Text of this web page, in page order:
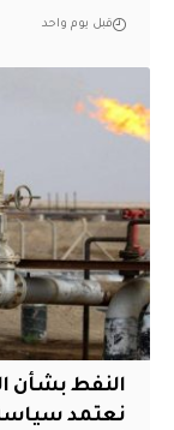
قبل يوم واحد
النفط بشأن
نعتمد